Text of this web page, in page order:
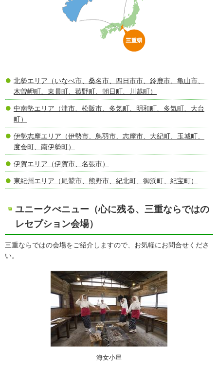
北勢エリア（いなべ市、桑名市、四日市市、鈴鹿市、亀山市、
木曽岬町、東員町、菰野町、朝日町、川越町）
中南勢エリア（津市、松阪市、多気町、明和町、多気町、大台
町）
伊勢志摩エリア（伊勢市、鳥羽市、志摩市、大紀町、玉城町、
度会町、南伊勢町）
伊賀エリア（伊賀市、名張市）
東紀州エリア（尾鷲市、熊野市、紀北町、御浜町、紀宝町）
ユニークべニュー（心に残る、三重ならではの
レセプション会場）
三重ならではの会場をご紹介しますので、お気軽にお問合せくださ
い。
海女小屋